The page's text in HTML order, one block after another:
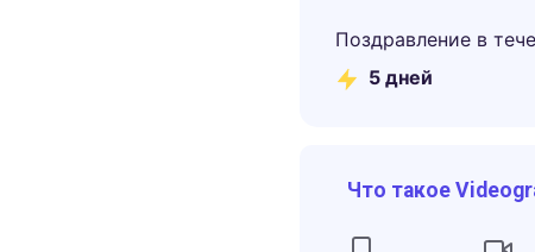
Поздравление в
5 дней
Что такое